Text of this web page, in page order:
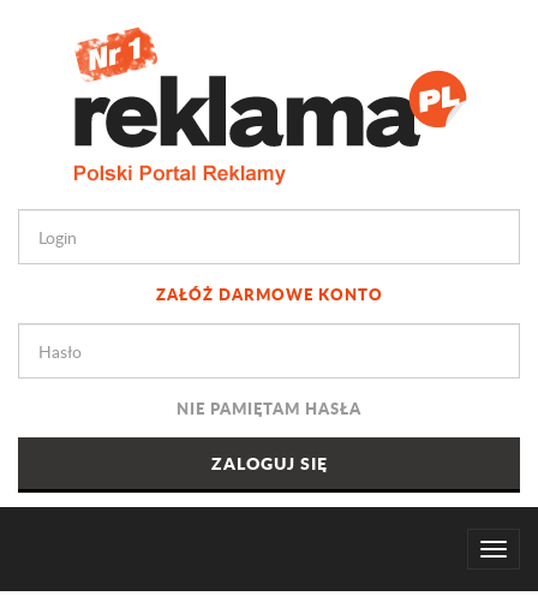
ZAŁÓŻ DARMOWE KONTO
NIE PAMIĘTAM HASŁA